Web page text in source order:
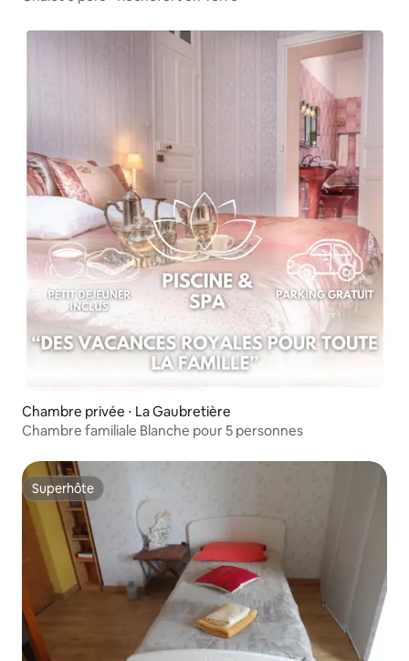
Chambre privée ⋅ La Gaubretière
Chambre familiale Blanche pour 5 personnes
Superhôte
Superhôte